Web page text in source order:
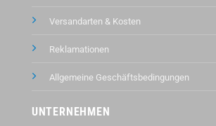
Versandarten & Kosten
Reklamationen
Allgemeine Geschäftsbedingungen
UNTERNEHMEN